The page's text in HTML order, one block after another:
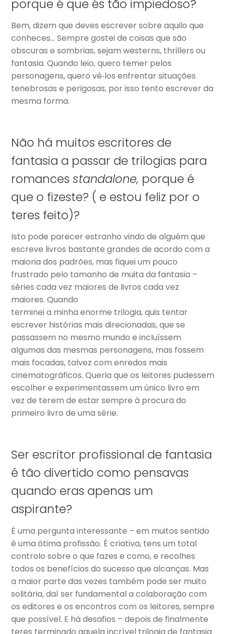
porque é que és tão impiedoso?
Bem, dizem que deves escrever sobre aquilo que
conheces… Sempre gostei de coisas que são
obscuras e sombrias, sejam westerns, thrillers ou
fantasia. Quando leio, quero temer pelos
personagens, quero vê‑los enfrentar situações
tenebrosas e perigosas, por isso tento escrever da
mesma forma.
Não há muitos escritores de
fantasia a passar de trilogias para
romancesstandalone, porque é
que o fizeste? ( e estou feliz por o
teres feito)?
Isto pode parecer estranho vindo de alguém que
escreve livros bastante grandes de acordo com a
maioria dos padrões, mas fiquei um pouco
frustrado pelo tamanho de muita da fantasia –
séries cada vez maiores de livros cada vez
maiores. Quando
terminei a minha enorme trilogia, quis tentar
escrever histórias mais direcionadas, que se
passassem no mesmo mundo e incluíssem
algumas das mesmas personagens, mas fossem
mais focadas, talvez com enredos mais
cinematográficos. Queria que os leitores pudessem
escolher e experimentassem um único livro em
vez de terem de estar sempre à procura do
primeiro livro de uma série.
Ser escritor profissional de fantasia
é tão divertido como pensavas
quando eras apenas um
aspirante?
É uma pergunta interessante – em muitos sentido
é uma ótima profissão. É criativa, tens um total
controlo sobre o que fazes e como, e recolhes
todos os benefícios do sucesso que alcanças. Mas
a maior parte das vezes também pode ser muito
solitária, daí ser fundamental a colaboração com
os editores e os encontros com os leitores, sempre
que possível. E há desafios – depois de finalmente
teres terminado aquela incrível trilogia de fantasia